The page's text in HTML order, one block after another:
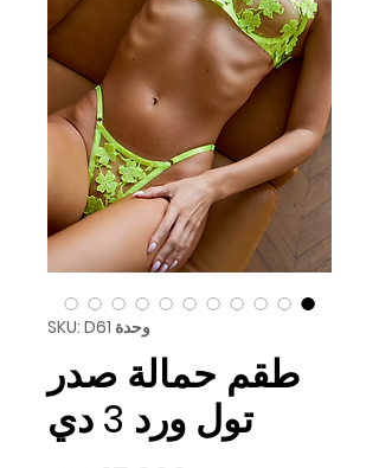
وحدة SKU: D61
طقم حمالة صدر
تول ورد 3 دي